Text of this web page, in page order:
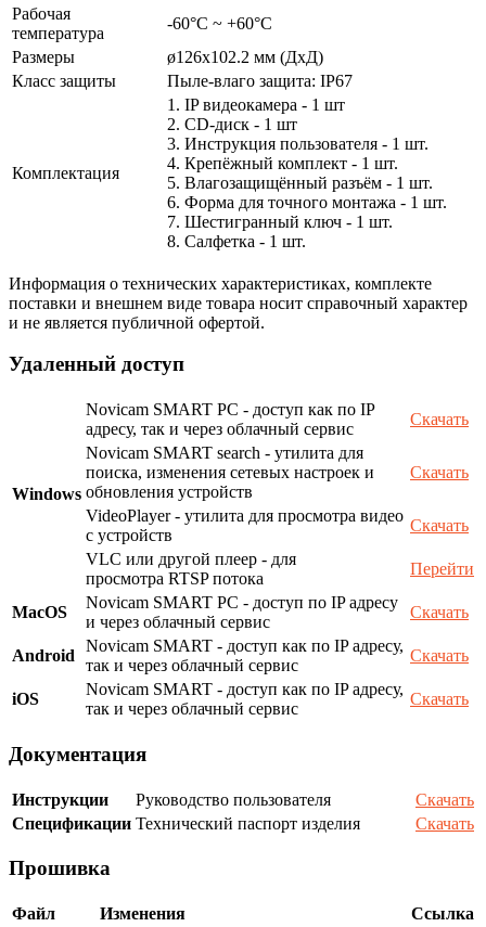
Рабочая
температура
-60°С ~ +60°С
Размеры
ø126х102.2 мм (ДхД)
Класс защиты
Пыле-влаго защита: IP67
Комплектация
1. IP видеокамера - 1 шт
2. СD-диск - 1 шт
3. Инструкция пользователя - 1 шт.
4. Крепёжный комплект - 1 шт.
5. Влагозащищённый разъём - 1 шт.
6. Форма для точного монтажа - 1 шт.
7. Шестигранный ключ - 1 шт.
8. Салфетка - 1 шт.
Информация о технических характеристиках, комплекте
поставки и внешнем виде товара носит справочный характер
и не является публичной офертой.
Удаленный доступ
Windows
Novicam SMART PC - доступ как по IP
адресу, так и через облачный сервис
Скачать
Novicam SMART search - утилита для
поиска, изменения сетевых настроек и
обновления устройств
Скачать
VideoPlayer - утилита для просмотра видео
с устройств
Скачать
VLC или другой плеер - для
просмотра RTSP потока
Перейти
MacOS
Novicam SMART PC - доступ по IP адресу
и через облачный сервис
Скачать
Android
Novicam SMART - доступ как по IP адресу,
так и через облачный сервис
Скачать
iOS
Novicam SMART - доступ как по IP адресу,
так и через облачный сервис
Скачать
Документация
Инструкции Руководство пользователя
Скачать
Спецификации Технический паспорт изделия Скачать
Прошивка
Файл Изменения
Ссылка